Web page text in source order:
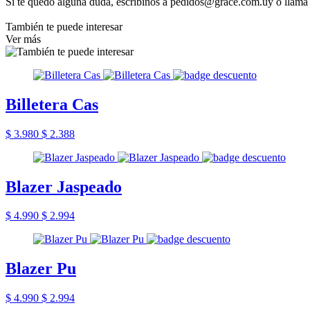
También te puede interesar
Ver más
Billetera Cas
$ 3.980 $ 2.388
Blazer Jaspeado
$ 4.990 $ 2.994
Blazer Pu
$ 4.990 $ 2.994